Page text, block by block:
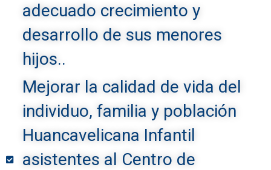
adecuado crecimiento y
desarrollo de sus menores
hijos..
Mejorar la calidad de vida del
individuo, familia y población
Huancavelicana Infantil
asistentes al Centro de